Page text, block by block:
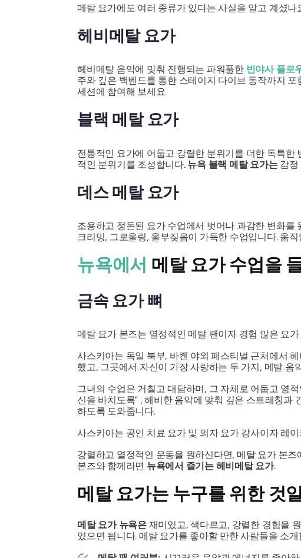
메탈 요가에도 여러 종류가 있다는 사실을 알고 계셨
헤비메탈 요가
헤비메탈 음악에 맞춰 진행되는 파워풀한 빈야사 플로
주와 깊은 백벤드를 통한 스테이지 다이브 동작까지
세션에 참여해 보세요
블랙 메탈 요가
전통적인 요가에 어둡고 강렬한 분위기를 더한 독특
적인 분위기를 조성합니다. 뉴욕 블랙 메탈 요가는 감정
데스 메탈 요가
조용하고 정돈된 요가 수업에서 벗어나 과감한 변화를
크리밍, 그로울링, 울부짖음이 가득한 수업입니다. 움
뉴욕에서 메탈 요가 수업을
금속 요가 뼈
메탈 요가 본즈는 열정적인 메탈 팬이자 경험 많은 요
사스키아는 독일 북부, 바켄 야외 페스티벌 근처에서
했고, 그곳에서 자신이 가장 사랑하는 두 가지, 메탈
그녀의 수업은 거칠고 대담하며, 그 자체로 어둡고 영
신을 바치도록" , 헤비한 음악에 맞춰 깊은 스트레칭과
하도록 도와줍니다.
사스키아는 공인 치료 요가 및 의자 요가 강사이자 레
강렬하고 열정적인 운동을 원하신다면, 메탈 요가 본
본즈와 함께라면 뉴욕에서 즐기는 헤비메탈 요가.
메탈 요가는 누구를 위한 것
메탈 요가 뉴욕은재미있고, 색다르고, 강렬한 경험을
있으면 됩니다. 메탈 요가를 좋아할 만한 사람들을 소개